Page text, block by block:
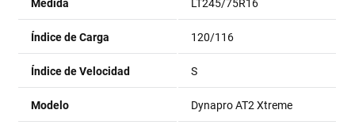
Medida LT245/75R16
Índice de Carga 120/116
Índice de Velocidad S
Modelo Dynapro AT2 Xtreme